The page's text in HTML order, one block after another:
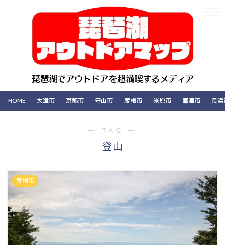
HOME 大津市 京都市 守山市 彦根市 米原市 草津市 長
― TAG ―
登山
彦根市